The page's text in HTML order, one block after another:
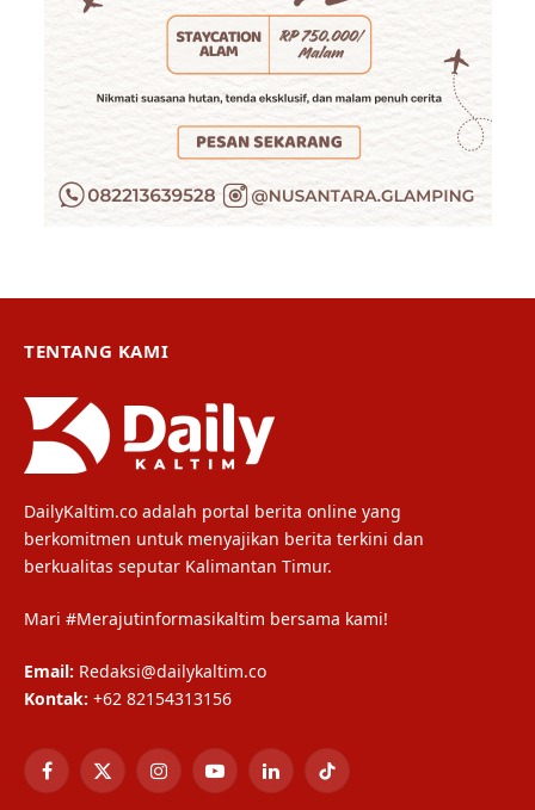
TENTANG KAMI
DailyKaltim.co adalah portal berita online yang
berkomitmen untuk menyajikan berita terkini dan
berkualitas seputar Kalimantan Timur.
Mari #Merajutinformasikaltim bersama kami!
Email: Redaksi@dailykaltim.co
Kontak: +62 82154313156
Facebook
X
InstagramYouTubeLinkedInTikTok